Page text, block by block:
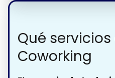
Qué
Coworking